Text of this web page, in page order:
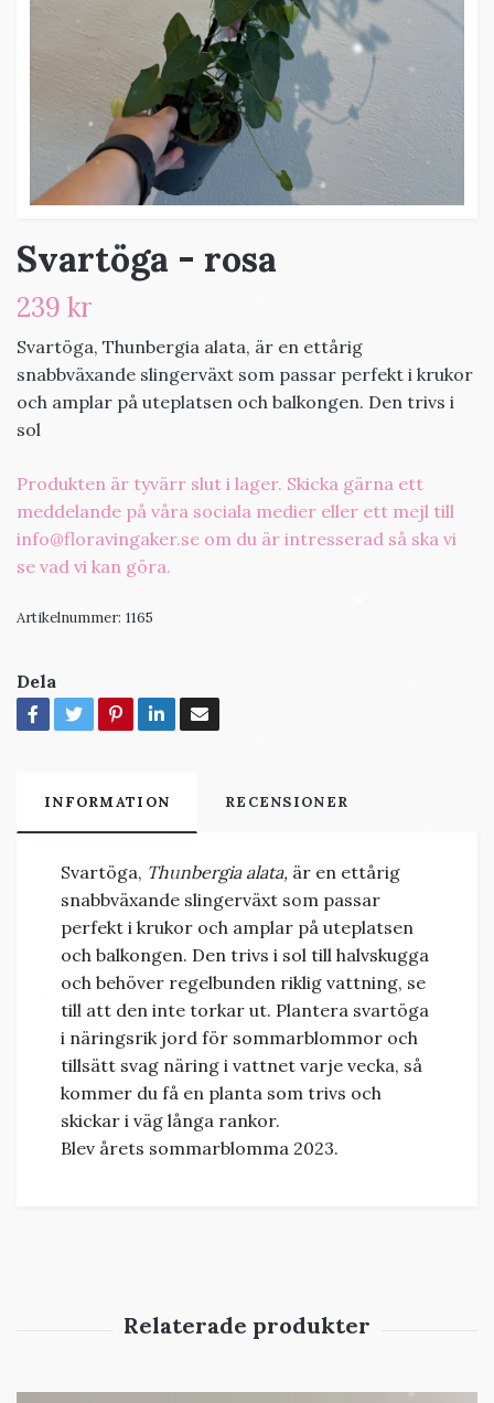
Svartöga - rosa
239 kr
Svartöga, Thunbergia alata, är en ettårig
snabbväxande slingerväxt som passar perfekt i krukor
och amplar på uteplatsen och balkongen. Den trivs i
sol
Produkten är tyvärr slut i lager. Skicka gärna ett
meddelande på våra sociala medier eller ett mejl till
info@floravingaker.se om du är intresserad så ska vi
se vad vi kan göra.
Artikelnummer: 1165
Dela
INFORMATION RECENSIONER
Svartöga, Thunbergia alata, är en ettårig
snabbväxande slingerväxt som passar
perfekt i krukor och amplar på uteplatsen
och balkongen. Den trivs i sol till halvskugga
och behöver regelbunden riklig vattning, se
till att den inte torkar ut. Plantera svartöga
i näringsrik jord för sommarblommor och
tillsätt svag näring i vattnet varje vecka, så
kommer du få en planta som trivs och
skickar i väg långa rankor.
Blev årets sommarblomma 2023.